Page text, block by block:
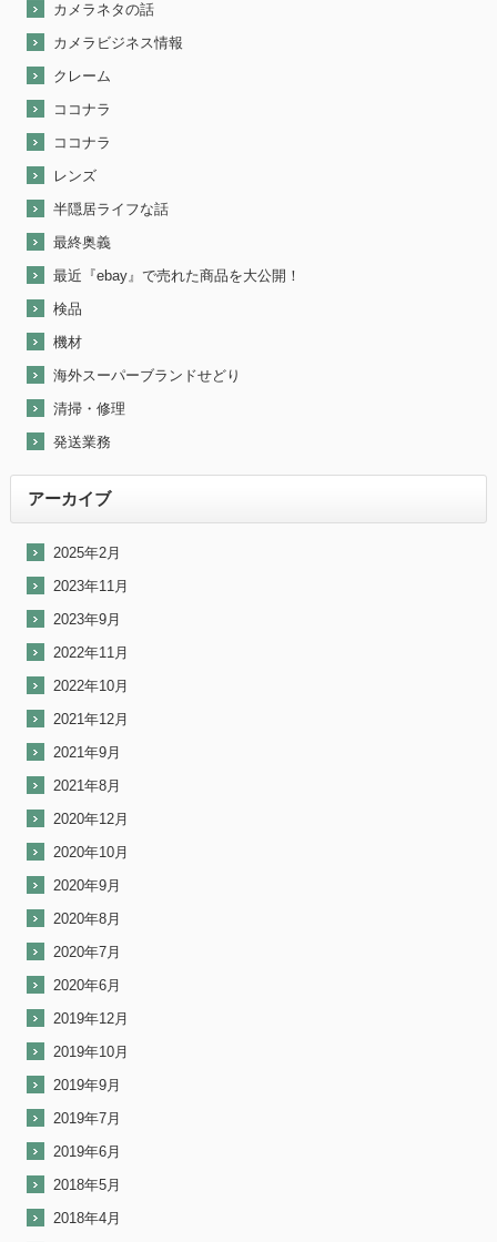
カメラネタの話
カメラビジネス情報
クレーム
ココナラ
ココナラ
レンズ
半隠居ライフな話
最終奥義
最近『ebay』で売れた商品を大公開！
検品
機材
海外スーパーブランドせどり
清掃・修理
発送業務
アーカイブ
2025年2月
2023年11月
2023年9月
2022年11月
2022年10月
2021年12月
2021年9月
2021年8月
2020年12月
2020年10月
2020年9月
2020年8月
2020年7月
2020年6月
2019年12月
2019年10月
2019年9月
2019年7月
2019年6月
2018年5月
2018年4月